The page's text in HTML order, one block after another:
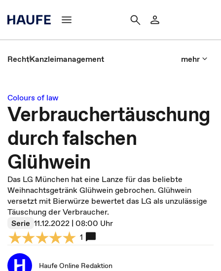
RechtKanzleimanagement mehr
Colours of law
Verbrauchertäuschung
durch falschen
Glühwein
Das LG München hat eine Lanze für das beliebte
Weihnachtsgetränk Glühwein gebrochen. Glühwein
versetzt mit Bierwürze bewertet das LG als unzulässige
Täuschung der Verbraucher.
Serie 11.12.2022 | 08:00 Uhr
1
Haufe Online Redaktion